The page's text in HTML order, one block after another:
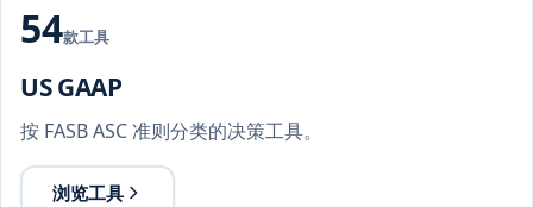
54款工具
US GAAP
按 FASB ASC 准则分类的决策工具。
浏览工具